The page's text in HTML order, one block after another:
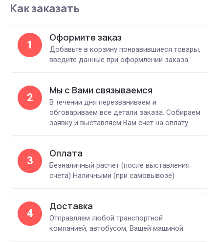
Как заказать
1
Оформите заказ
Добавьте в корзину понравившиеся товары,
введите данные при оформлении заказа.
2
Мы с Вами связываемся
В течении дня перезваниваем и
обговариваем все детали заказа. Собираем
заявку и выставляем Вам счет на оплату.
3
Оплата
Безналичный расчет (после выставления
счета) Наличными (при самовывозе)
4
Доставка
Отправляем любой транспортной
компанией, автобусом, Вашей машиной.